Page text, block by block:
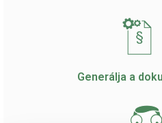
Generálja a